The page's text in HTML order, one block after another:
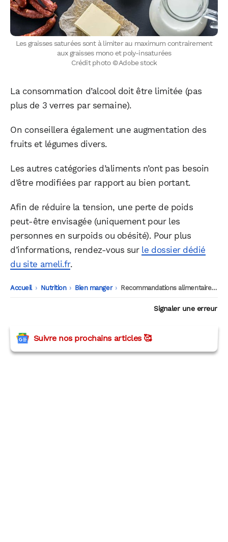
Les graisses saturées sont à limiter au maximum contrairement
aux graisses mono et poly-insaturées
Crédit photo © Adobe stock
La consommation d’alcool doit être limitée (pas
plus de 3 verres par semaine).
On conseillera également une augmentation des
fruits et légumes divers.
Les autres catégories d’aliments n’ont pas besoin
d’être modifiées par rapport au bien portant.
Afin de réduire la tension, une perte de poids
peut-être envisagée (uniquement pour les
personnes en surpoids ou obésité). Pour plus
d’informations, rendez-vous sur le dossier dédié
du site ameli.fr.
Accueil -
Nutrition -
Bien manger -
Recommandations alimentaires en cas d’hypertension artérielle
Signaler une erreur
Suivre nos prochains articles 🥰